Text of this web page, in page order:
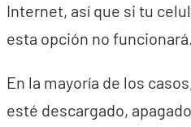
Internet, así que si tu
esta opción no funcionará.
En la mayoría de los
esté descargado,